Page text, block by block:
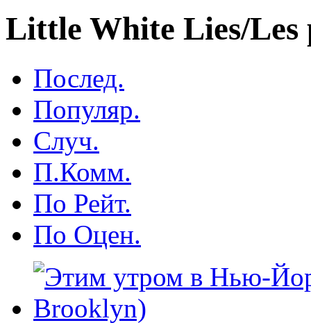
Little White Lies/Les
Послед.
Популяр.
Случ.
П.Комм.
По Рейт.
По Оцен.